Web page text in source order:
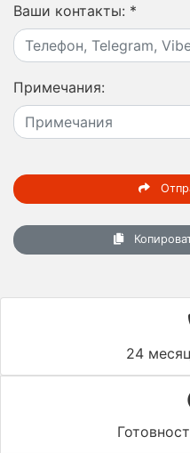
Ваши контакты: *
Примечания:
24